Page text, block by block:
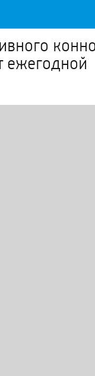
ежегодной